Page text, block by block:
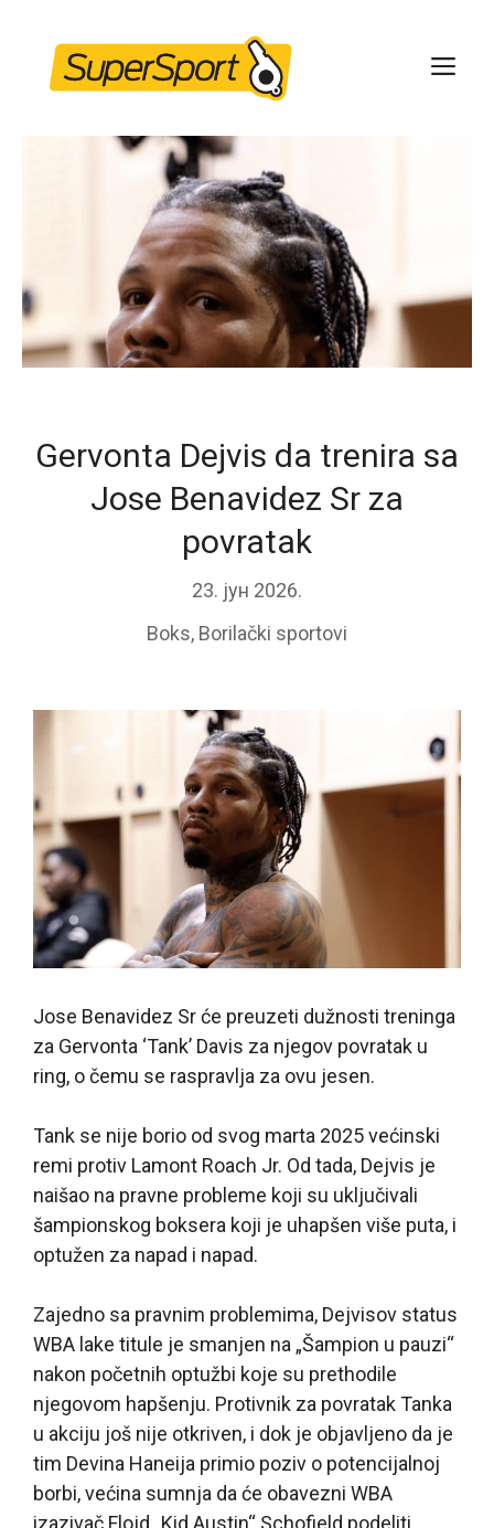
content
Gervonta Dejvis da trenira sa
Jose Benavidez Sr za
povratak
23. јун 2026.
Boks, Borilački sportovi
Jose Benavidez Sr će preuzeti dužnosti treninga
za Gervonta ‘Tank’ Davis za njegov povratak u
ring, o čemu se raspravlja za ovu jesen.
Tank se nije borio od svog marta 2025 većinski
remi protiv Lamont Roach Jr. Od tada, Dejvis je
naišao na pravne probleme koji su uključivali
šampionskog boksera koji je uhapšen više puta, i
optužen za napad i napad.
Zajedno sa pravnim problemima, Dejvisov status
WBA lake titule je smanjen na „Šampion u pauzi“
nakon početnih optužbi koje su prethodile
njegovom hapšenju. Protivnik za povratak Tanka
u akciju još nije otkriven, i dok je objavljeno da je
tim Devina Haneija primio poziv o potencijalnoj
borbi, većina sumnja da će obavezni WBA
izazivač Flojd „Kid Austin“ Schofield podeliti